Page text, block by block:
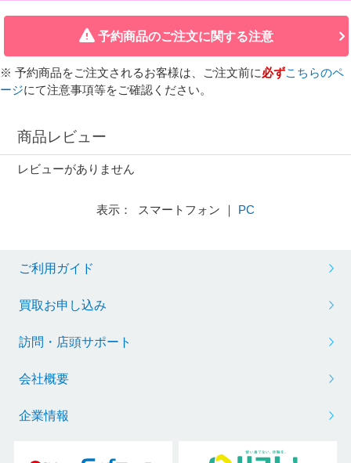
予約商品のご注文に関する注意
※ 予約商品をご注文されるお客様は、ご注文前に必ずこちらのペ
ージにて注意事項等をご確認ください。
商品レビュー
レビューがありません
表示： スマートフォン ｜ PC
ご利用ガイド
買取お申し込み
訪問・店頭サポート
会社概要
企業情報